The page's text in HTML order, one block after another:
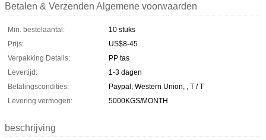
Betalen & Verzenden Algemene voorwaarden
Min. bestelaantal:
10 stuks
Prijs:
US$8-45
Verpakking Details:
PP tas
Levertijd:
1-3 dagen
Betalingscondities:
Paypal, Western Union, , T / T
Levering vermogen:
5000KGS/MONTH
beschrijving